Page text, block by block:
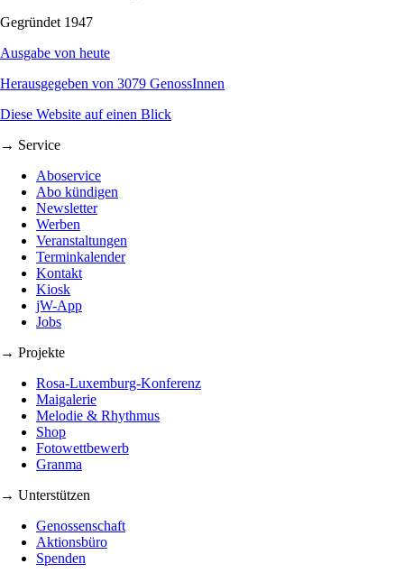
Gegründet 1947
Ausgabe von heute
Herausgegeben von 3079 GenossInnen
Diese Website auf einen Blick
→ Service
Aboservice
Abo kündigen
Newsletter
Werben
Veranstaltungen
Terminkalender
Kontakt
Kiosk
jW-App
Jobs
→ Projekte
Rosa-Luxemburg-Konferenz
Maigalerie
Melodie & Rhythmus
Shop
Fotowettbewerb
Granma
→ Unterstützen
Genossenschaft
Aktionsbüro
Spenden